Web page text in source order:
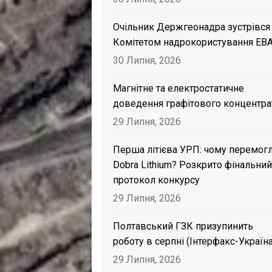
Очільник Держгеонадра зустрівся
Комітетом надрокористування
30 Липня, 2026
Магнітне та електростатичне
доведення графітового
29 Липня, 2026
Перша літієва УРП: чому
Dobra Lithium? Розкрито фінальний
протокол конкурсу
29 Липня, 2026
Полтавський ГЗК призупинить
роботу в серпні (Інтерфакс-
29 Липня, 2026